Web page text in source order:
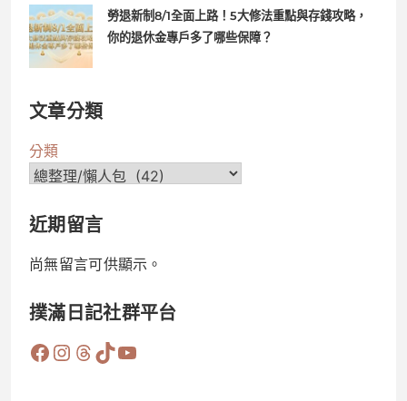
勞退新制8/1全面上路！5大修法重點與存錢攻略，
你的退休金專戶多了哪些保障？
文章分類
分類
近期留言
尚無留言可供顯示。
撲滿日記社群平台
Facebook
Instagram
Threads
TikTok
YouTube